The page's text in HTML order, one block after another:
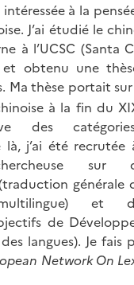
intéressée à la
J’ai étudié le
à l’UCSC (Santa
obtenu une
Ma thèse portait
à la fin du
des
là, j’ai été recrutée
chercheuse sur
générale
et
de
langues). Je fais
Network On